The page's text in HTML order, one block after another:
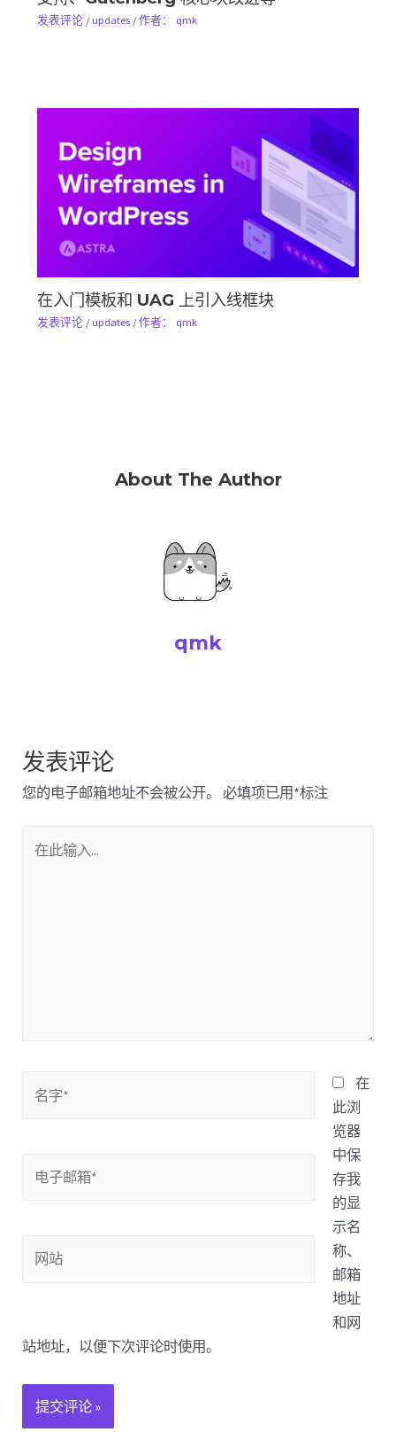
发表评论 /updates/ 作者： qmk
在入门模板和 UAG 上引入线框块
发表评论 /updates/ 作者： qmk
About The Author
qmk
发表评论
您的电子邮箱地址不会被公开。 必填项已用*标注
站
在
此浏
览器
中保
存我
的显
示名
称、
邮箱
地址
和网
站地址，以便下次评论时使用。